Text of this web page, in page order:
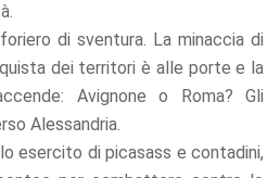
di sventura. La minaccia di
dei territori è alle porte e la
Avignone o Roma? Gli
Alessandria.
esercito di picasass e contadini,